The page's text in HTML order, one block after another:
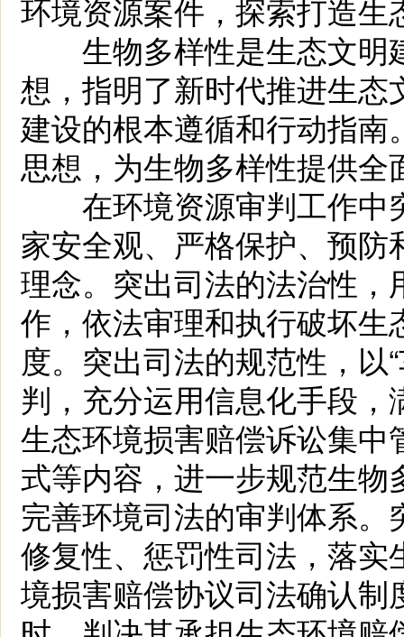
环境资源案件，探索打造生
生物多样性是生态文明
想，指明了新时代推进生
建设的根本遵循和行动指
思想，为生物多样性提供全
在环境资源审判工作中
家安全观、严格保护、预
理念。突出司法的法治性
作，依法审理和执行破坏
度。突出司法的规范性，以
判，充分运用信息化手段
生态环境损害赔偿诉讼集
式等内容，进一步规范生
完善环境司法的审判体系
修复性、惩罚性司法，落
境损害赔偿协议司法确认